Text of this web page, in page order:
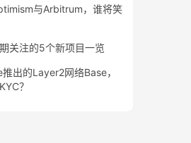
与Arbitrum，谁将笑
关注的5个新项目一览
出的Layer2网络Base，
？